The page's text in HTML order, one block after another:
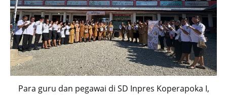
Para guru dan pegawai di SD Inpres Koperapoka I,